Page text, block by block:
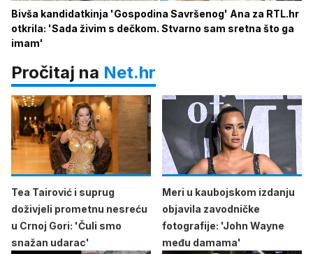
Bivša kandidatkinja 'Gospodina Savršenog' Ana za RTL.hr
otkrila: 'Sada živim s dečkom. Stvarno sam sretna što ga
imam'
Pročitaj na Net.hr
Tea Tairović i suprug
doživjeli prometnu nesreću
u Crnoj Gori: 'Čuli smo
snažan udarac'
Meri u kaubojskom izdanju
objavila zavodničke
fotografije: 'John Wayne
među damama'